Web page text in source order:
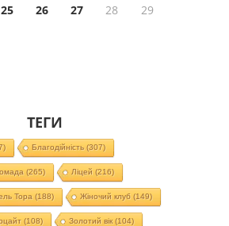
25 26 27 28
29
ТЕГИ
Благодійність (307)
(265) Ліцей (216)
Тора (188) Жіночий клуб (149)
(108) Золотий вік(104)